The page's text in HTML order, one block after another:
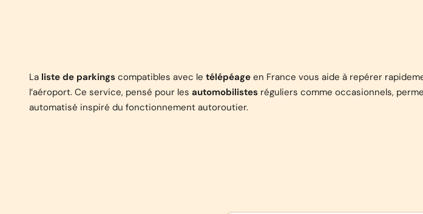
La liste de parkings compatibles avec le télépéage en France vous aide à repérer
l’aéroport. Ce service, pensé pour les automobilistes réguliers comme occasionnels,
automatisé inspiré du fonctionnement autoroutier.